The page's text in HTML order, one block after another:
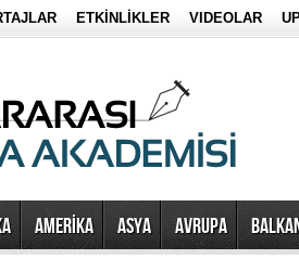
ETKİNLİKLER VIDEOLAR
AMERİKA ASYA AVRUPA